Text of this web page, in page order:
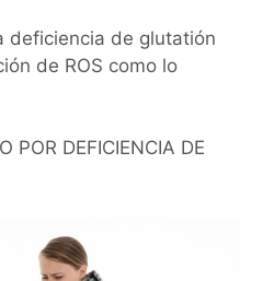
deficiencia de glutatión
de ROS como lo
POR DEFICIENCIA DE